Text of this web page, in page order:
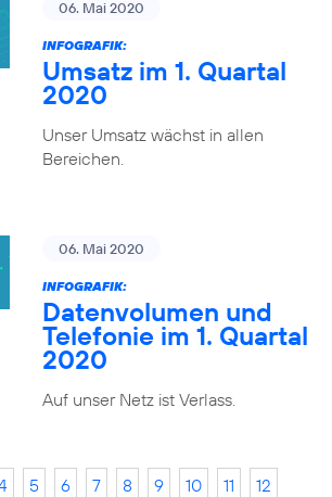
06. Mai 2020
INFOGRAFIK:
Umsatz im 1. Quartal
2020
Unser Umsatz wächst in allen
Bereichen.
06. Mai 2020
INFOGRAFIK:
Datenvolumen und
Telefonie im 1. Quartal
2020
Auf unser Netz ist Verlass.
5 6 7 8 9 10 11
12